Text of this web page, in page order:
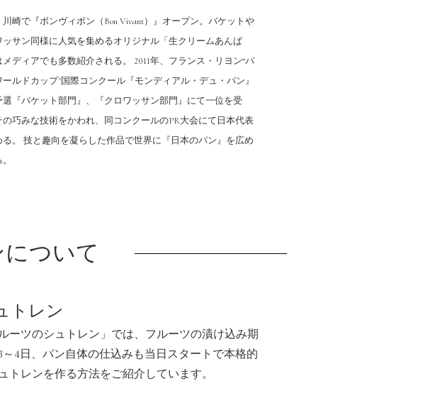
川崎で『ボンヴィボン（Bon Vivant）』オープン。バケットや
ッサン同様に人気を集めるオリジナル「生クリームあんぱ
メディアでも多数紹介される。 2011年、フランス・リヨン“パ
ールドカップ"国際コンクール『モンディアル・デュ・パン』
選『バケット部門』、『クロワッサン部門』にて一位を受
の巧みな技術をかわれ、同コンクールのPR大会にて日本代表
る。 技と趣向を凝らした作品で世界に『日本のパン』を広め
ついて
トレン
ルーツのシュトレン」では、フルーツの漬け込み期
～4日、パン自体の仕込みも当日スタートで本格的
トレンを作る方法をご紹介しています。
す。幅広くパン
す。